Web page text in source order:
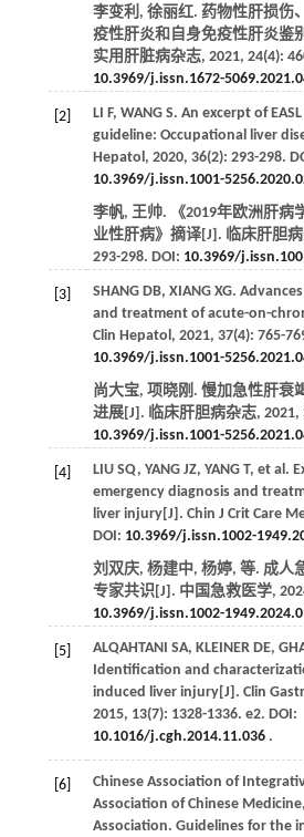
李变利, 徐丽红. 药物性肝损伤
疫性肝炎和自身免疫性肝炎鉴
实用肝脏病杂志, 2021, 24(4):
10.3969/j.issn.1672-
[2] LI F, WANG S. An excerpt of
guideline: Occupational liver
Hepatol, 2020, 36(2): 293-298.
10.3969/j.issn.1001-
李帆, 王帅. 《2019年欧洲肝病
业性肝病》摘译[J]. 临床肝胆
293-298. DOI: 10.3969/
[3] SHANG DB, XIANG XG.
and treatment of acute-on-
Clin Hepatol, 2021, 37(4): 765-
10.3969/j.issn.1001-
尚大宝, 项晓刚. 慢加急性肝衰
进展[J]. 临床肝胆病杂志, 2021,
10.3969/j.issn.1001-
[4] LIU SQ, YANG JZ, YANG T, et al.
emergency diagnosis and
liver injury[J]. Chin J Crit Care
DOI: 10.3969/j.issn.1002-
刘双庆, 杨建中, 杨婷, 等. 成人
专家共识[J]. 中国急救医学,
10.3969/j.issn.1002-
[5] ALQAHTANI SA, KLEINER DE,
Identification and
induced liver injury[J]. Clin
2015, 13(7): 1328-1336. e2. DOI:
10.1016/j.cgh.2014.11.036.
[6]
Chinese Association of
Association of Chinese
Association. Guidelines for the